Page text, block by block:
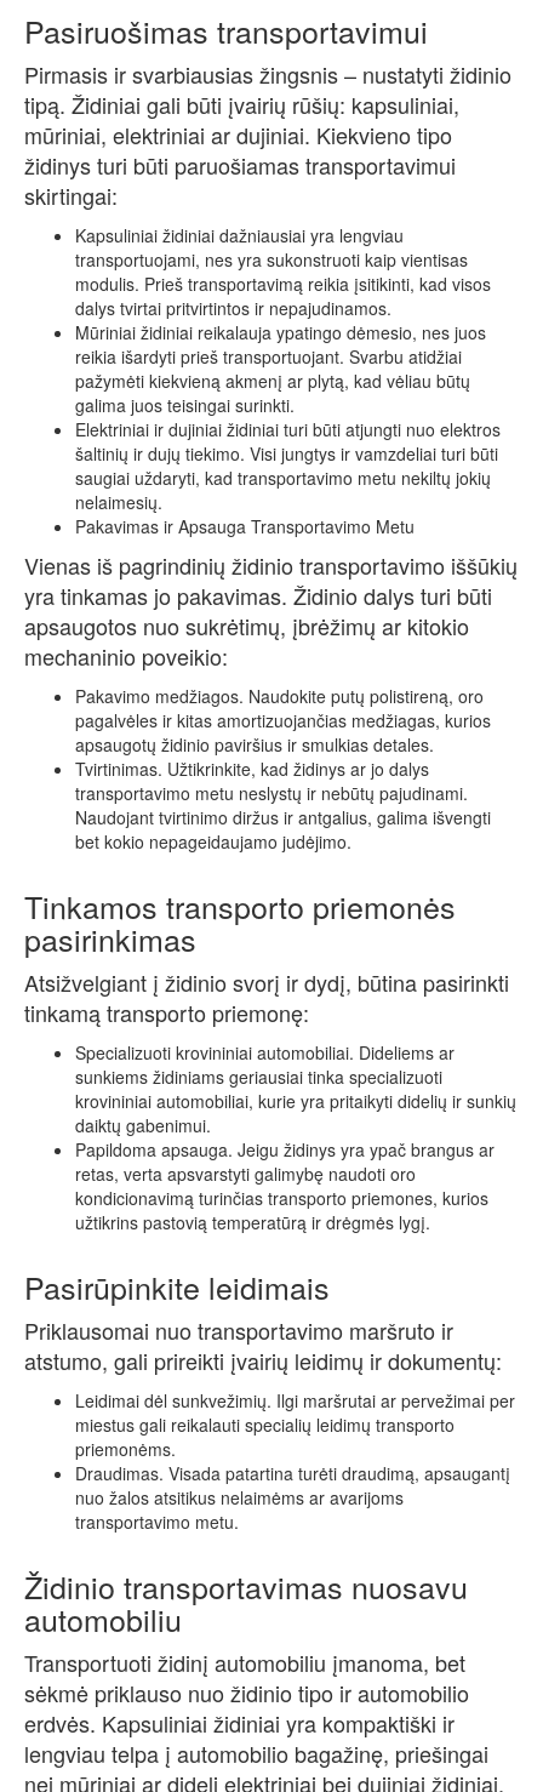
Pasiruošimas transportavimui
Pirmasis ir svarbiausias žingsnis – nustatyti židinio
tipą. Židiniai gali būti įvairių rūšių: kapsuliniai,
mūriniai, elektriniai ar dujiniai. Kiekvieno tipo
židinys turi būti paruošiamas transportavimui
skirtingai:
Kapsuliniai židiniai dažniausiai yra lengviau
transportuojami, nes yra sukonstruoti kaip vientisas
modulis. Prieš transportavimą reikia įsitikinti, kad visos
dalys tvirtai pritvirtintos ir nepajudinamos.
Mūriniai židiniai reikalauja ypatingo dėmesio, nes juos
reikia išardyti prieš transportuojant. Svarbu atidžiai
pažymėti kiekvieną akmenį ar plytą, kad vėliau būtų
galima juos teisingai surinkti.
Elektriniai ir dujiniai židiniai turi būti atjungti nuo elektros
šaltinių ir dujų tiekimo. Visi jungtys ir vamzdeliai turi būti
saugiai uždaryti, kad transportavimo metu nekiltų jokių
nelaimesių.
Pakavimas ir Apsauga Transportavimo Metu
Vienas iš pagrindinių židinio transportavimo iššūkių
yra tinkamas jo pakavimas. Židinio dalys turi būti
apsaugotos nuo sukrėtimų, įbrėžimų ar kitokio
mechaninio poveikio:
Pakavimo medžiagos. Naudokite putų polistireną, oro
pagalvėles ir kitas amortizuojančias medžiagas, kurios
apsaugotų židinio paviršius ir smulkias detales.
Tvirtinimas. Užtikrinkite, kad židinys ar jo dalys
transportavimo metu neslystų ir nebūtų pajudinami.
Naudojant tvirtinimo diržus ir antgalius, galima išvengti
bet kokio nepageidaujamo judėjimo.
Tinkamos transporto priemonės
pasirinkimas
Atsižvelgiant į židinio svorį ir dydį, būtina pasirinkti
tinkamą transporto priemonę:
Specializuoti krovininiai automobiliai. Dideliems ar
sunkiems židiniams geriausiai tinka specializuoti
krovininiai automobiliai, kurie yra pritaikyti didelių ir sunkių
daiktų gabenimui.
Papildoma apsauga. Jeigu židinys yra ypač brangus ar
retas, verta apsvarstyti galimybę naudoti oro
kondicionavimą turinčias transporto priemones, kurios
užtikrins pastovią temperatūrą ir drėgmės lygį.
Pasirūpinkite leidimais
Priklausomai nuo transportavimo maršruto ir
atstumo, gali prireikti įvairių leidimų ir dokumentų:
Leidimai dėl sunkvežimių. Ilgi maršrutai ar pervežimai per
miestus gali reikalauti specialių leidimų transporto
priemonėms.
Draudimas. Visada patartina turėti draudimą, apsaugantį
nuo žalos atsitikus nelaimėms ar avarijoms
transportavimo metu.
Židinio transportavimas nuosavu
automobiliu
Transportuoti židinį automobiliu įmanoma, bet
sėkmė priklauso nuo židinio tipo ir automobilio
erdvės. Kapsuliniai židiniai yra kompaktiški ir
lengviau telpa į automobilio bagažinę, priešingai
nei mūriniai ar dideli elektriniai bei dujiniai židiniai,